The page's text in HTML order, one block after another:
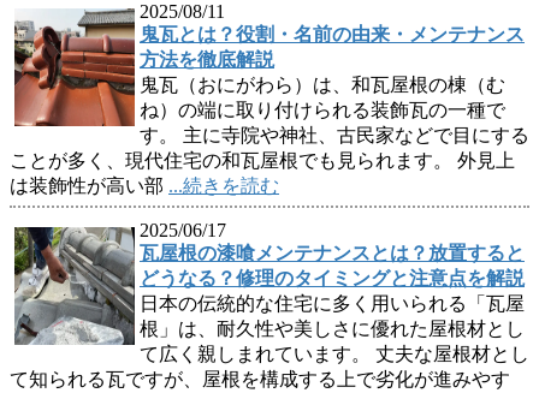
2025/08/11
鬼瓦とは？役割・名前の由来・メンテナンス
方法を徹底解説
鬼瓦（おにがわら）は、和瓦屋根の棟（む
ね）の端に取り付けられる装飾瓦の一種で
す。 主に寺院や神社、古民家などで目にする
ことが多く、現代住宅の和瓦屋根でも見られます。 外見上
は装飾性が高い部 ...続きを読む
2025/06/17
瓦屋根の漆喰メンテナンスとは？放置すると
どうなる？修理のタイミングと注意点を解説
日本の伝統的な住宅に多く用いられる「瓦屋
根」は、耐久性や美しさに優れた屋根材とし
て広く親しまれています。 丈夫な屋根材とし
て知られる瓦ですが、屋根を構成する上で劣化が進みやす